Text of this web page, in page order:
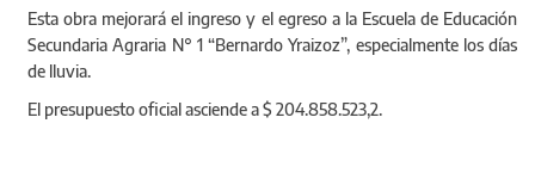
Esta obra mejorará el ingreso y el egreso a la Escuela de Educación
Secundaria Agraria N° 1 “Bernardo Yraizoz”, especialmente los días
de lluvia.
El presupuesto oficial asciende a $ 204.858.523,2.